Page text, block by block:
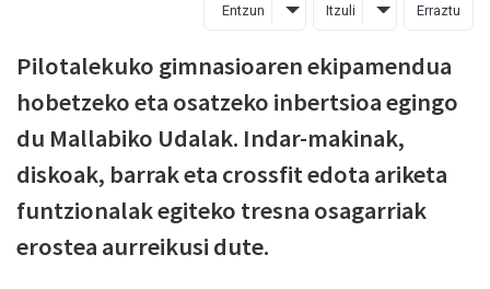
Entzun Itzuli Erraztu
Pilotalekuko gimnasioaren ekipamendua
hobetzeko eta osatzeko inbertsioa egingo
du Mallabiko Udalak. Indar-makinak,
diskoak, barrak eta crossfit edota ariketa
funtzionalak egiteko tresna osagarriak
erostea aurreikusi dute.